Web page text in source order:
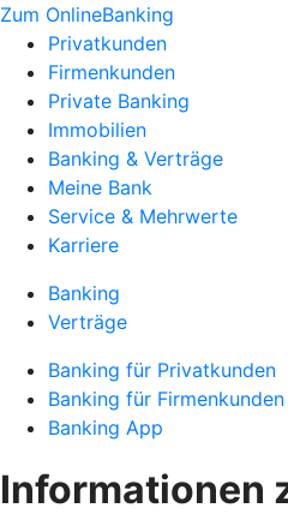
Zum OnlineBanking
Privatkunden
Firmenkunden
Private Banking
Immobilien
Banking & Verträge
Meine Bank
Service & Mehrwerte
Karriere
Banking
Verträge
Banking für Privatkunden
Banking für Firmenkunden
Banking App
Informationen